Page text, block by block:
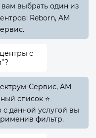
выбрать один из
Reborn, AM
с
Сервис, AM
список ⭐
данной услугой вы
фильтр.